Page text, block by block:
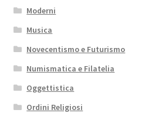
Moderni
Musica
Novecentismo e Futurismo
Numismatica e Filatelia
Oggettistica
Ordini Religiosi